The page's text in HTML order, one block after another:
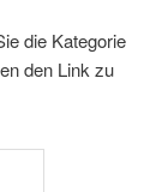
die Kategorie
den Link zu